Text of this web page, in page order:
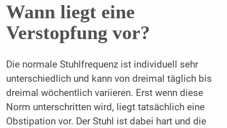
Wann liegt eine
Verstopfung vor?
Die normale Stuhlfrequenz ist individuell sehr
unterschiedlich und kann von dreimal täglich bis
dreimal wöchentlich variieren. Erst wenn diese
Norm unterschritten wird, liegt tatsächlich eine
Obstipation vor. Der Stuhl ist dabei hart und die